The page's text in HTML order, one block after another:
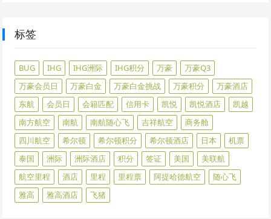
标签
BUG IHG IHG洲际 IHG积分 万豪
万豪Q3
万豪会员日
万豪白金 万豪白金挑战 万豪积分
万豪酒店
东航
会员日 会籍匹配 信用卡 凯悦 凯悦酒店
凯越
南方航空
南航 南航随心飞 吉祥航空
商务舱
四川航空
希尔顿 希尔顿积分 希尔顿酒店 日本
机票
泰国
洲际 洲际酒店 积分 签证 美国
美联航
航空里程
酒店 里程 里程票 阿提哈德航空
随心飞
雅高
雅高酒店 飞猪